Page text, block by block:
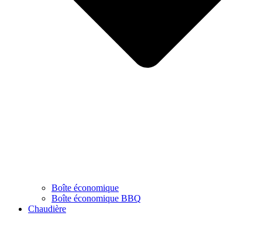
Boîte économique
Boîte économique BBQ
Chaudière